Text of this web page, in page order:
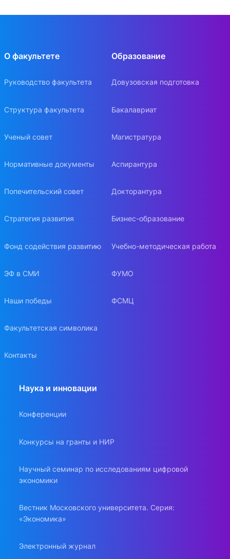
О факультете
Руководство факультета
Структура факультета
Ученый совет
Нормативные документы
Попечительский совет
Стратегия развития
Фонд содействия развитию
ЭФ в СМИ
Наши победы
Факультетская символика
Контакты
Образование
Довузовская подготовка
Бакалавриат
Магистратура
Аспирантура
Докторантура
Бизнес-образование
Учебно-методическая работа
ФУМО
ФСМЦ
Наука и инновации
Конференции
Конкурсы на гранты и НИР
Научный семинар по исследованиям цифровой
экономики
Вестник Московского университета. Серия:
«Экономика»
Электронный журнал